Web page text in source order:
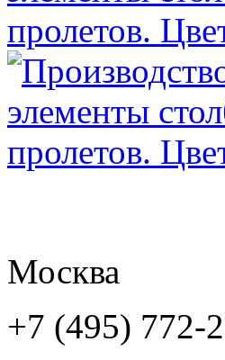
Москва
+7 (495) 772-